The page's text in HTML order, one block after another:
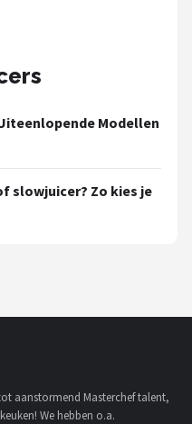
Modellen
slowjuicer? Zo kies je
aanstormend Masterchef talent,
We hebben o.a.